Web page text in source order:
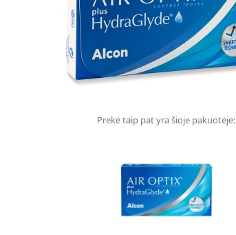
Prekė taip pat yra šioje pakuotėje: